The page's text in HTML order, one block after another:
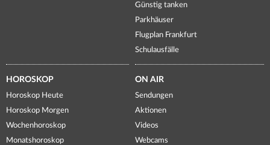
Günstig tanken
Parkhäuser
Flugplan Frankfurt
Schulausfälle
HOROSKOP
Horoskop Heute
Horoskop Morgen
Wochenhoroskop
Monatshoroskop
ON AIR
Sendungen
Aktionen
Videos
Webcams